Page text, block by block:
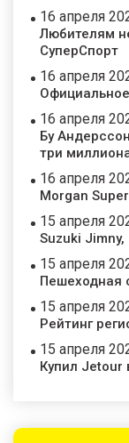
16 апреля
Любителям
СуперСпорт
16 апреля
16 апреля
Бу
три
16 апреля
Morgan
15 апреля
Suzuki
15 апреля
Пешеходная
15 апреля
Рейтинг
15 апреля
Купил Jetour